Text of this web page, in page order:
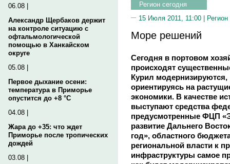
06.08 |
Александр Щербаков держит
на контроле ситуацию с
офтальмологической
помощью в Ханкайском
округе
05.08 |
Первое дыхание осени:
температура в Приморье
опустится до +8 °C
04.08 |
Жара до +35: что ждет
Приморье после тропических
дождей
03.08 |
Регион сегодня
15 Июля 2011, 11:00 | Регион
Море решений
Сегодня в портовом
происходят
Курил
ориентируясь на
экономики. В качестве
выступают средства
предусмотренные ФЦП
развитие Дальнего
год», областного
региональной власти к
инфраструктуры самое